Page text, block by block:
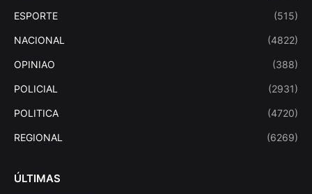
ESPORTE (515)
NACIONAL (4822)
OPINIAO (388)
POLICIAL (2931)
POLITICA (4720)
REGIONAL (6269)
ÚLTIMAS